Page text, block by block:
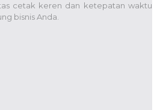
cetak keren dan ketepatan waktu
bisnis Anda.